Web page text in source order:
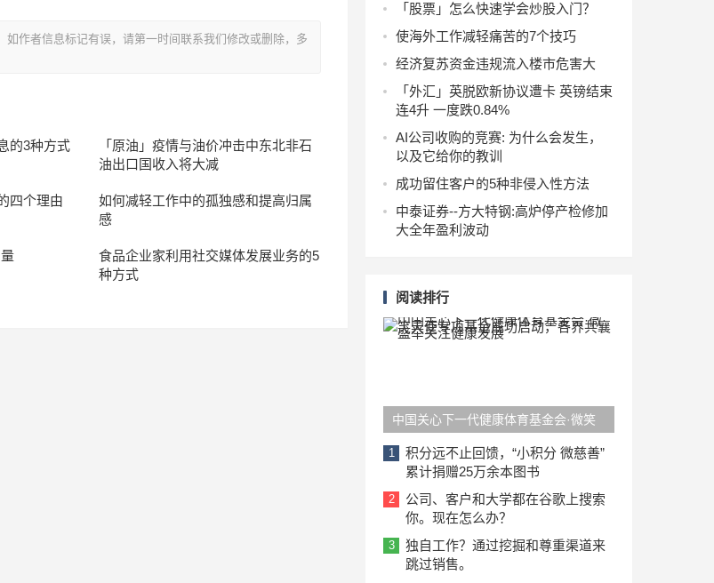
作者信息标记有误，请第一时间联系我们修改或删除，多
的3种方式
「原油」疫情与油价冲击中东北非石
油出口国收入将大减
四个理由
如何减轻工作中的孤独感和提高归属
感
食品企业家利用社交媒体发展业务的5
种方式
「股票」怎么快速学会炒股入门？
使海外工作减轻痛苦的7个技巧
经济复苏资金违规流入楼市危害大
「外汇」英脱欧新协议遭卡 英镑结束
连4升 一度跌0.84%
AI公司收购的竞赛: 为什么会发生，
以及它给你的教训
成功留住客户的5种非侵入性方法
中泰证券--方大特钢:高炉停产检修加
大全年盈利波动
阅读排行
中国关心下一代健康体育基金会·微笑
天使专项基金成功启动，各界共襄盛举
关注健康发展
1
积分远不止回馈，“小积分 微慈善”
累计捐赠25万余本图书
2
公司、客户和大学都在谷歌上搜索
你。现在怎么办？
3
独自工作？通过挖掘和尊重渠道来
跳过销售。